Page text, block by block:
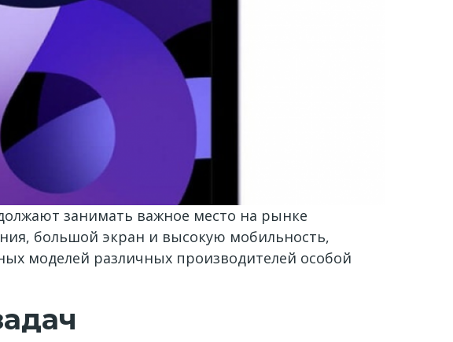
занимать важное место на рынке
большой экран и высокую мобильность,
моделей различных производителей особой